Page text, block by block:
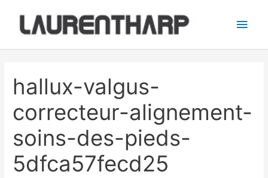
contenu
hallux-valgus-
correcteur-alignement-
soins-des-pieds-
5dfca57fecd25
articles